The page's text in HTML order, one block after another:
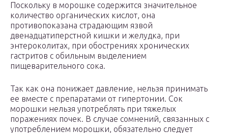
Поскольку в морошке содержится значительное
количество органических кислот, она
противопоказана страдающим язвой
двенадцатиперстной кишки и желудка, при
энтероколитах, при обострениях хронических
гастритов с обильным выделением
пищеварительного сока.
Так как она понижает давление, нельзя принимать
ее вместе с препаратами от гипертонии. Сок
морошки нельзя употреблять при тяжелых
поражениях почек. В случае сомнений, связанных с
употреблением морошки, обязательно следует